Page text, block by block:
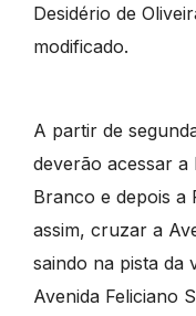
Desidério de
modificado.
A partir de
deverão acessar a
Branco e depois a
assim, cruzar a
saindo na pista da
Avenida Feliciano